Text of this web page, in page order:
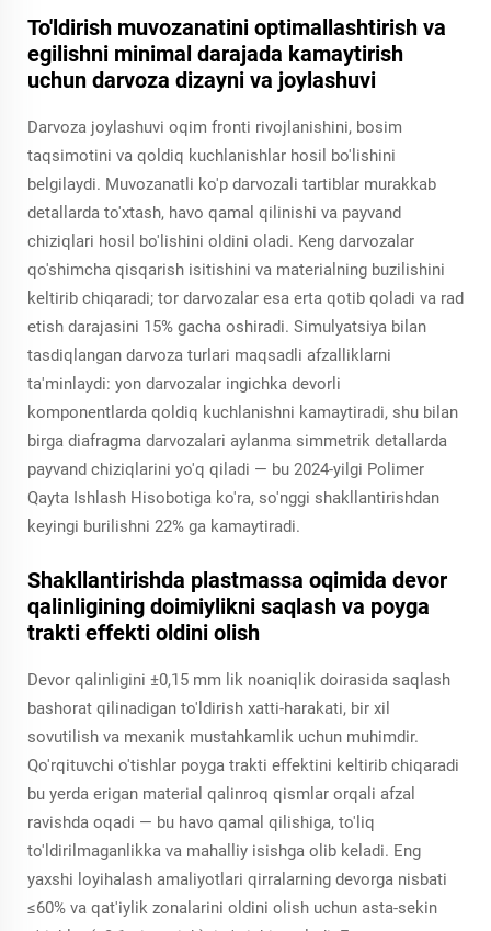
To'ldirish muvozanatini optimallashtirish va
egilishni minimal darajada kamaytirish
uchun darvoza dizayni va joylashuvi
Darvoza joylashuvi oqim fronti rivojlanishini, bosim
taqsimotini va qoldiq kuchlanishlar hosil bo'lishini
belgilaydi. Muvozanatli ko'p darvozali tartiblar murakkab
detallarda to'xtash, havo qamal qilinishi va payvand
chiziqlari hosil bo'lishini oldini oladi. Keng darvozalar
qo'shimcha qisqarish isitishini va materialning buzilishini
keltirib chiqaradi; tor darvozalar esa erta qotib qoladi va rad
etish darajasini 15% gacha oshiradi. Simulyatsiya bilan
tasdiqlangan darvoza turlari maqsadli afzalliklarni
ta'minlaydi: yon darvozalar ingichka devorli
komponentlarda qoldiq kuchlanishni kamaytiradi, shu bilan
birga diafragma darvozalari aylanma simmetrik detallarda
payvand chiziqlarini yo'q qiladi — bu 2024-yilgi Polimer
Qayta Ishlash Hisobotiga ko'ra, so'nggi shakllantirishdan
keyingi burilishni 22% ga kamaytiradi.
Shakllantirishda plastmassa oqimida devor
qalinligining doimiylikni saqlash va poyga
trakti effekti oldini olish
Devor qalinligini ±0,15 mm lik noaniqlik doirasida saqlash
bashorat qilinadigan to'ldirish xatti-harakati, bir xil
sovutilish va mexanik mustahkamlik uchun muhimdir.
Qo'rqituvchi o'tishlar poyga trakti effektini keltirib chiqaradi
bu yerda erigan material qalinroq qismlar orqali afzal
ravishda oqadi — bu havo qamal qilishiga, to'liq
to'ldirilmaganlikka va mahalliy isishga olib keladi. Eng
yaxshi loyihalash amaliyotlari qirralarning devorga nisbati
≤60% va qat'iylik zonalarini oldini olish uchun asta-sekin